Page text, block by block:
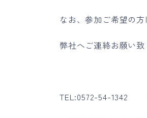
なお、参加ご希望の
弊社へご連絡お願い致
TEL:0572-54-1342